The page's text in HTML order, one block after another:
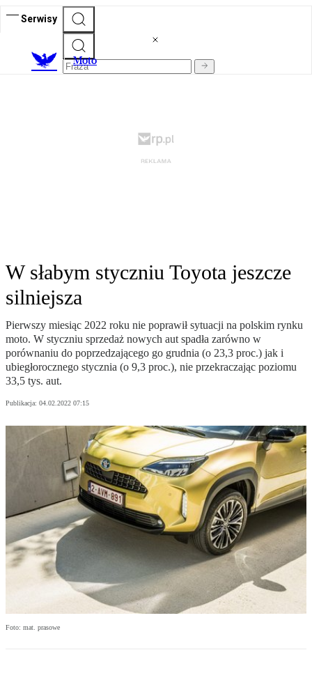
Serwisy
Moto
W słabym styczniu Toyota jeszcze
silniejsza
Pierwszy miesiąc 2022 roku nie poprawił sytuacji na polskim rynku
moto. W styczniu sprzedaż nowych aut spadła zarówno w
porównaniu do poprzedzającego go grudnia (o 23,3 proc.) jak i
ubiegłorocznego stycznia (o 9,3 proc.), nie przekraczając poziomu
33,5 tys. aut.
Publikacja: 04.02.2022 07:15
Foto: mat. prasowe